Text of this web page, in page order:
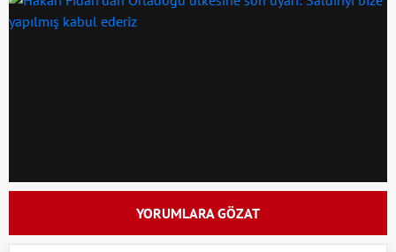
YORUMLARA GÖZAT